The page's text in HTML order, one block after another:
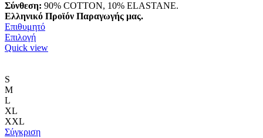
Σύνθεση: 90% COTTON, 10% ELASTANE.
Ελληνικό Προϊόν Παραγωγής μας.
Επιθυμητό
ΕπιλογήΑυτό
το
να
Quick view
S
M
L
XL
XXL
Σύγκριση